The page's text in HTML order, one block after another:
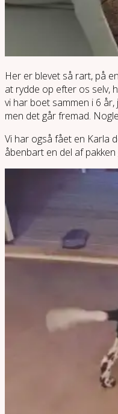
Her er blevet så rart, på
at rydde op efter os selv,
vi har boet sammen i 6
men det går fremad.
Vi har også fået en Karla
åbenbart en del af pakken